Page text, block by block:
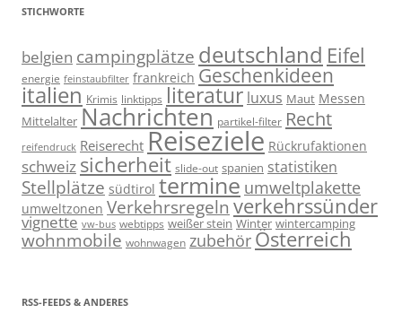
STICHWORTE
belgien campingplätze deutschland Eifel
energie feinstaubfilter frankreich Geschenkideen
italien Krimis linktipps literatur luxus Maut Messen
Mittelalter Nachrichten partikel-filter Recht
reifendruck Reiserecht Reiseziele Rückrufaktionen
schweiz sicherheit slide-out spanien statistiken
Stellplätze südtirol termine umweltplakette
umweltzonen Verkehrsregeln verkehrssünder
vignette vw-bus webtipps weißer stein Winter wintercamping
wohnmobile wohnwagen zubehör Österreich
RSS-FEEDS & ANDERES